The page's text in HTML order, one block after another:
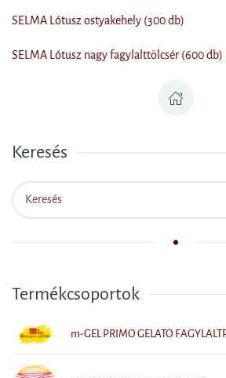
SELMA Lótusz ostyakehely (300 db)
SELMA Lótusz nagy fagylalttölcsér (600 db)
Keresés
Termékcsoportok
m-GEL PRIMO GELATO